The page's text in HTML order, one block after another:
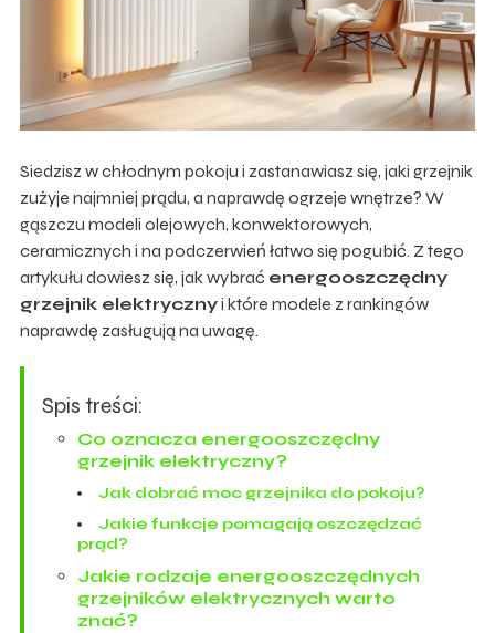
Siedzisz w chłodnym pokoju i zastanawiasz się, jaki grzejnik
zużyje najmniej prądu, a naprawdę ogrzeje wnętrze? W
gąszczu modeli olejowych, konwektorowych,
ceramicznych i na podczerwień łatwo się pogubić. Z tego
artykułu dowiesz się, jak wybrać energooszczędny
grzejnik elektrycznyi które modele z rankingów
naprawdę zasługują na uwagę.
Spis treści:
Co oznacza energooszczędny
grzejnik elektryczny?
Jak dobrać moc grzejnika do pokoju?
Jakie funkcje pomagają oszczędzać
prąd?
Jakie rodzaje energooszczędnych
grzejników elektrycznych warto
znać?